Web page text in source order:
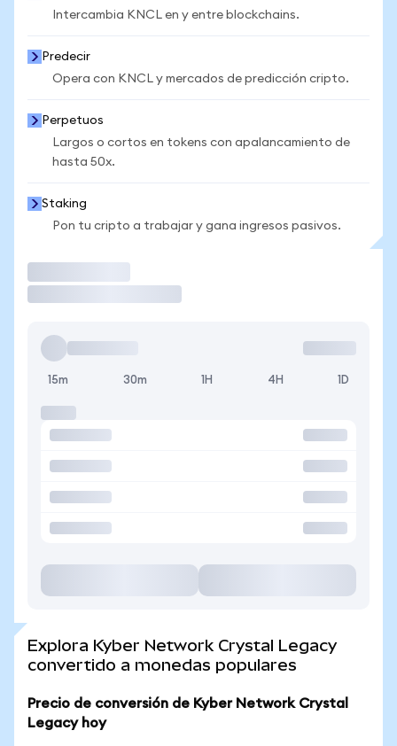
Intercambia KNCL en y entre blockchains.
Predecir
Opera con KNCL y mercados de predicción cripto.
Perpetuos
Largos o cortos en tokens con apalancamiento de
hasta 50x.
Staking
Pon tu cripto a trabajar y gana ingresos pasivos.
15m 30m 1H 4H 1D
Explora Kyber Network Crystal Legacy
convertido a monedas populares
Precio de conversión de Kyber Network Crystal
Legacy hoy